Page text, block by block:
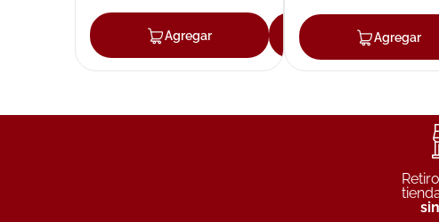
Agregar AgregarAgregar